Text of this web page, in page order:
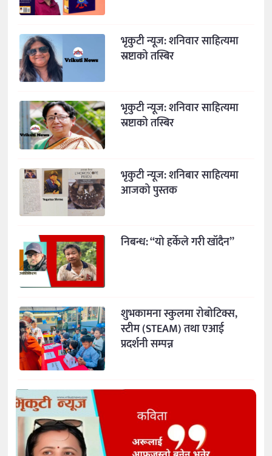
भृकुटी न्यूज: शनिवार साहित्यमा
स्रष्टाको तस्बिर
भृकुटी न्यूज: शनिवार साहित्यमा
स्रष्टाको तस्बिर
भृकुटी न्यूज: शनिबार साहित्यमा
आजको पुस्तक
निबन्ध: “यो हर्केले गरी खाँदैन”
शुभकामना स्कुलमा रोबोटिक्स,
स्टीम (STEAM) तथा एआई
प्रदर्शनी सम्पन्न